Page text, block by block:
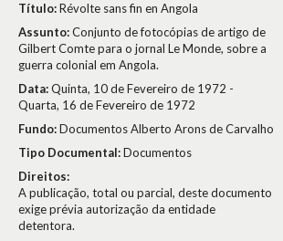
Título:Révolte sans fin en Angola
Assunto:Conjunto de fotocópias de artigo de
Gilbert Comte para o jornal Le Monde, sobre a
guerra colonial em Angola.
Data:Quinta, 10 de Fevereiro de 1972 -
Quarta, 16 de Fevereiro de 1972
Fundo:Documentos Alberto Arons de Carvalho
Tipo Documental:Documentos
Direitos:
A publicação, total ou parcial, deste documento
exige prévia autorização da entidade
detentora.